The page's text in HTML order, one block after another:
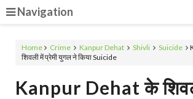
Navigation
Home Crime Kanpur Dehat Shivli Suicide
शिवली में प्रेमी युगल ने किया Suicide
Kanpur Dehat के